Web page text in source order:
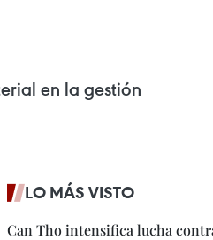
en la gestión
LO MÁS VISTO
Can Tho intensifica lucha